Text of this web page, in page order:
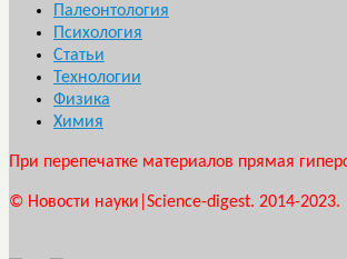
Палеонтология
Психология
Статьи
Технологии
Физика
Химия
При перепечатке материалов прямая
© Новости науки|Science-digest. 2014-2023.